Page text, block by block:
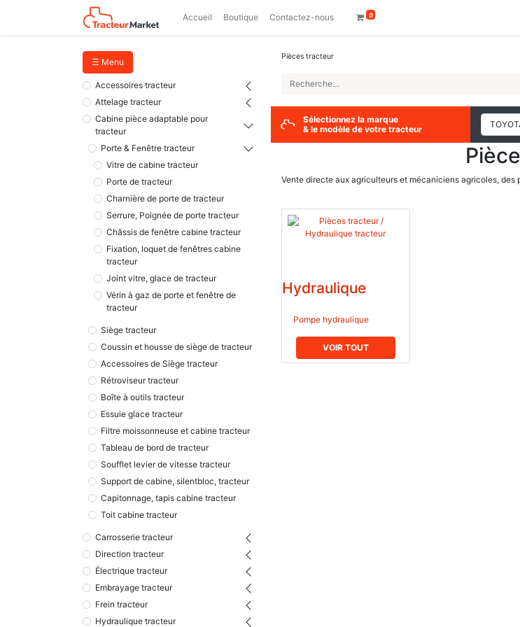
Accueil Boutique Contactez-nous 0
☰ Menu
Accessoires tracteur
Attelage tracteur
Cabine pièce adaptable pour
tracteur
Porte & Fenêtre tracteur
Vitre de cabine tracteur
Porte de tracteur
Charnière de porte de tracteur
Serrure, Poignée de porte tracteur
Châssis de fenêtre cabine tracteur
Fixation, loquet de fenêtres cabine
tracteur
Joint vitre, glace de tracteur
Vérin à gaz de porte et fenêtre de
tracteur
Siège tracteur
Coussin et housse de siège de tracteur
Accessoires de Siège tracteur
Rétroviseur tracteur
Boîte à outils tracteur
Essuie glace tracteur
Filtre moissonneuse et cabine tracteur
Tableau de bord de tracteur
Soufflet levier de vitesse tracteur
Support de cabine, silentbloc, tracteur
Capitonnage, tapis cabine tracteur
Toit cabine tracteur
Carrosserie tracteur
Direction tracteur
Électrique tracteur
Embrayage tracteur
Frein tracteur
Hydraulique tracteur
Pièces tracteur
Sélectionnez la marque
& le modèle de votre tracteur
Vente directe aux agriculteurs et mécaniciens agricoles,
Hydraulique
Pompe hydraulique
VOIR TOUT